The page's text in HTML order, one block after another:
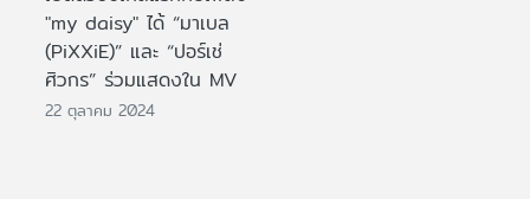
"my daisy" ได้ “มาเบล
(PiXXiE)” และ “ปอร์เช่
ศิวกร” ร่วมแสดงใน MV
22 ตุลาคม 2024